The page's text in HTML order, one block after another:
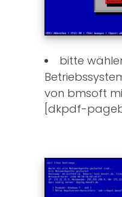
bitte
von bmsoft
[dkpdf-